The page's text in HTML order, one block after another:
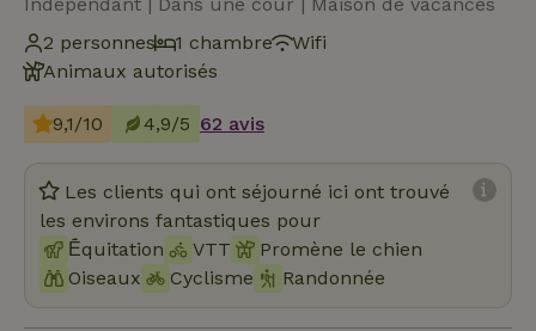
2 personnes
1 chambre
Wifi
Animaux autorisés
9,1/10 4,9/5 62 avis
Les clients qui ont séjourné ici ont trouvé
les environs fantastiques pour
Ḗquitation
VTT
Promène le chien
Oiseaux
Cyclisme Randonnée